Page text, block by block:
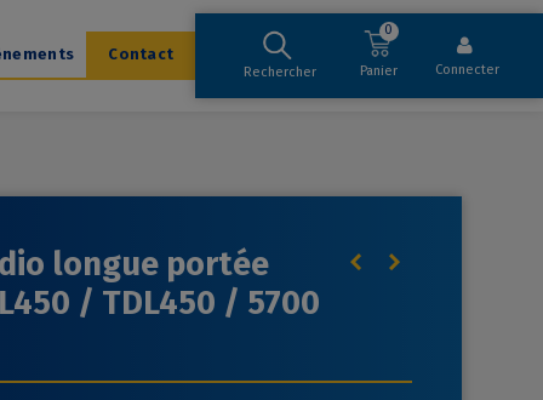
Contact
Rechercher Panier
0
Connecter
longue portée
/ TDL450 / 5700